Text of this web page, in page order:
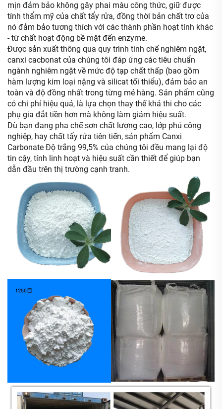
mịn đảm bảo không gây phai màu công thức, giữ được
tính thẩm mỹ của chất tẩy rửa, đồng thời bản chất trơ của
nó đảm bảo tương thích với các thành phần hoạt tính khác
- từ chất hoạt động bề mặt đến enzyme.
Được sản xuất thông qua quy trình tinh chế nghiêm ngặt,
canxi cacbonat của chúng tôi đáp ứng các tiêu chuẩn
ngành nghiêm ngặt về mức độ tạp chất thấp (bao gồm
hàm lượng kim loại nặng và silicat tối thiểu), đảm bảo an
toàn và độ đồng nhất trong từng mẻ hàng. Sản phẩm cũng
có chi phí hiệu quả, là lựa chọn thay thế khả thi cho các
phụ gia đắt tiền hơn mà không làm giảm hiệu suất.
Dù bạn đang pha chế sơn chất lượng cao, lớp phủ công
nghiệp, hay chất tẩy rửa tiên tiến, sản phẩm Canxi
Carbonate Độ trắng 99,5% của chúng tôi đều mang lại độ
tin cậy, tính linh hoạt và hiệu suất cần thiết để giúp bạn
dẫn đầu trên thị trường cạnh tranh.